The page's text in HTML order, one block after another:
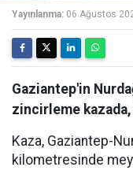
Yayınlanma: 06 Ağustos
Gaziantep'in
zincirleme kazada,
Kaza, Gaziantep-
kilometresinde